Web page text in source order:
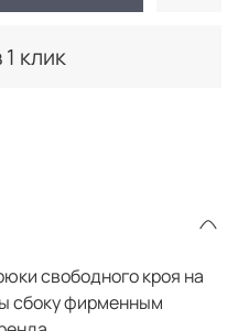
клик
свободного кроя на
сбоку фирменным